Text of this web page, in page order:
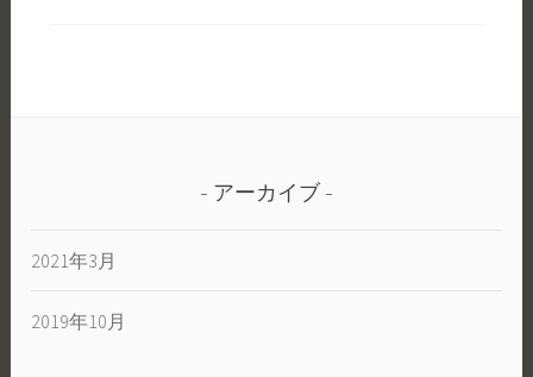
アーカイブ
2021年3月
2019年10月